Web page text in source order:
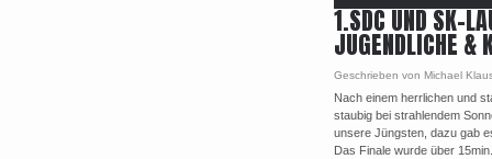
1.SDC UND SK-
JUGENDLICHE &
Geschrieben von Michael
Nach einem herrlichen und
staubig bei strahlendem
unsere Jüngsten, dazu gab
Das Finale wurde über